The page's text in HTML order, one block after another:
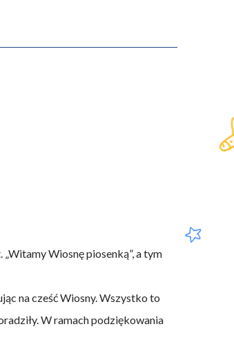
Wiosnę piosenką”, a tym
na cześć Wiosny. Wszystko to
W ramach podziękowania